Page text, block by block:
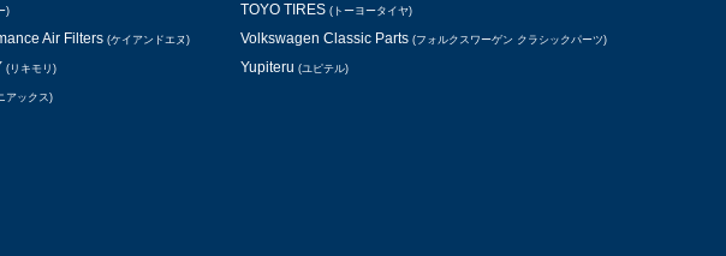
)
Air Filters (ケイアンドエヌ)
(リキモリ)
アックス)
TOYO TIRES (トーヨータイヤ)
Volkswagen Classic Parts (フォルクスワーゲン クラシックパーツ)
Yupiteru (ユピテル)